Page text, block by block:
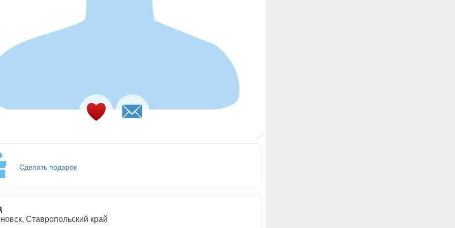
Сделать подарок
Ставропольский край